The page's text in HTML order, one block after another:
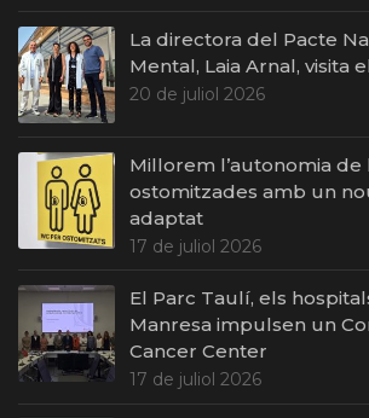
La directora del Pacte
Mental, Laia Arnal, visita
20 de juliol 2026
Millorem l’autonomia de
ostomitzades amb un
adaptat
17 de juliol 2026
El Parc Taulí, els
Manresa impulsen un
Cancer Center
17 de juliol 2026